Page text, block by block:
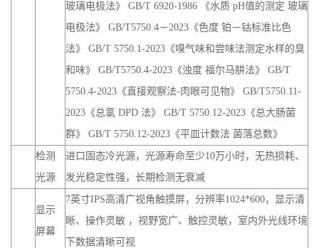
玻璃电极法》 GB/T 6920-1986 《水质 pH值的测定 玻璃
电极法》 GB/T5750.4－2023《色度 铂－钴标准比色
法》 GB/T 5750.1-2023《嗅气味和尝味法测定水样的臭
和味》 GB/T5750.4-2023《浊度 福尔马肼法》 GB/T
5750.4-2023《直接观察法-肉眼可见物》 GB/T5750.11-
2023《总氯 DPD 法》 GB/T 5750.12-2023《总大肠菌
群》 GB/T 5750.12-2023《平皿计数法 菌落总数》
检测
光源
进口固态冷光源，光源寿命至少10万小时，无热损耗、
发光稳定性强，长期检测无衰减
显示
屏幕
7英寸IPS高清广视角触摸屏，分辨率1024*600，显示清
晰、操作灵敏 ，视野宽广、触控灵敏，室内外光线环境
下数据清晰可视